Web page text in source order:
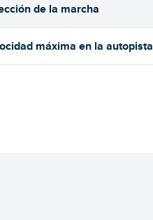
de la marcha
máxima en la autopista